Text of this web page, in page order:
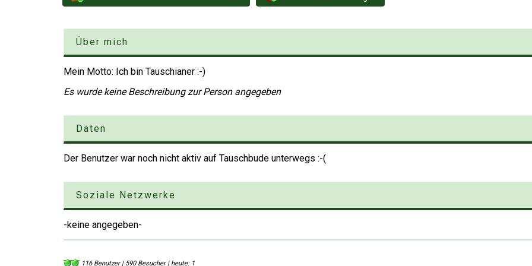
Über mich
Mein Motto: Ich bin Tauschianer :-)
Es wurde keine Beschreibung zur Person angegeben
Daten
Der Benutzer war noch nicht aktiv auf Tauschbude unterwegs :-(
Soziale Netzwerke
-keine angegeben-
116 Benutzer | 590 Besucher | heute: 1